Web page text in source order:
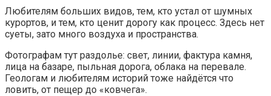
Любителям больших видов, тем, кто устал от шумных
курортов, и тем, кто ценит дорогу как процесс. Здесь нет
суеты, зато много воздуха и пространства.
Фотографам тут раздолье: свет, линии, фактура камня,
лица на базаре, пыльная дорога, облака на перевале.
Геологам и любителям историй тоже найдётся что
ловить, от пещер до «ковчега».